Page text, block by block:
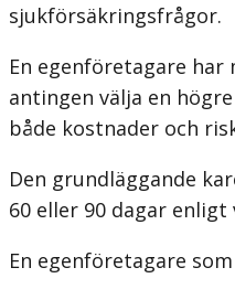
sjukförsäkringsfrågor.
En egenföretagare
antingen välja en
både kostnader och
Den grundläggande
60 eller 90 dagar
En egenföretagare